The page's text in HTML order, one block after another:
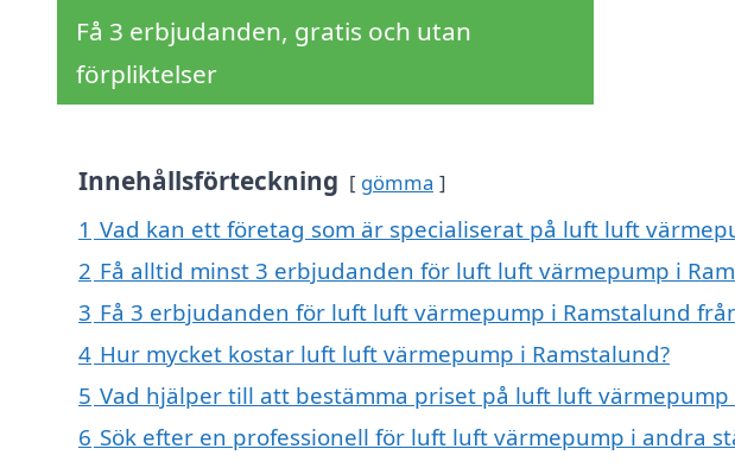
Få 3 erbjudanden, gratis och utan
förpliktelser
Innehållsförteckning gömma
1 Vad kan ett företag som är specialiserat på luft luft
2 Få alltid minst 3 erbjudanden för luft luft värmepump i
3 Få 3 erbjudanden för luft luft värmepump i Ramstalund
4 Hur mycket kostar luft luft värmepump i Ramstalund?
5 Vad hjälper till att bestämma priset på luft luft värmepump
6 Sök efter en professionell för luft luft värmepump i andra